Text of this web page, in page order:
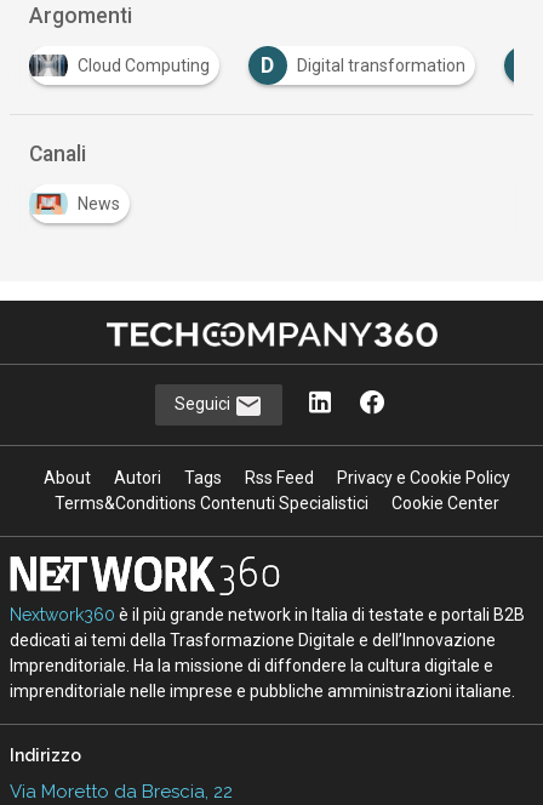
Argomenti
Cloud Computing D Digital transformation
Canali
News
Seguici
About Autori Tags Rss Feed
Privacy e Cookie Policy
Terms&Conditions Contenuti Specialistici
Cookie Center
Nextwork360 è il più grande network in Italia di testate e portali B2B
dedicati ai temi della Trasformazione Digitale e dell’Innovazione
Imprenditoriale. Ha la missione di diffondere la cultura digitale e
imprenditoriale nelle imprese e pubbliche amministrazioni italiane.
Indirizzo
Via Moretto da Brescia, 22